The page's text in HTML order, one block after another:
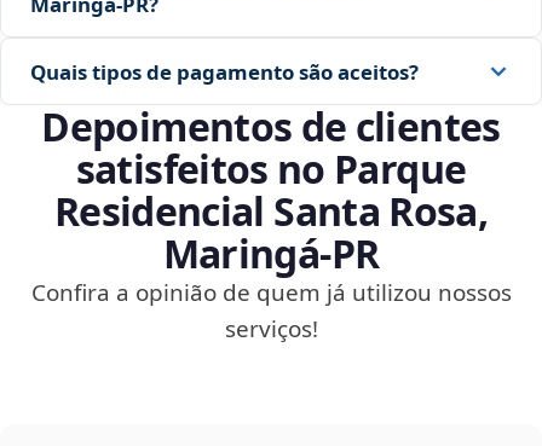
Quais tipos de pagamento são aceitos?
Depoimentos de clientes
satisfeitos no Parque
Residencial Santa Rosa,
Maringá‑PR
Confira a opinião de quem já utilizou nossos
serviços!